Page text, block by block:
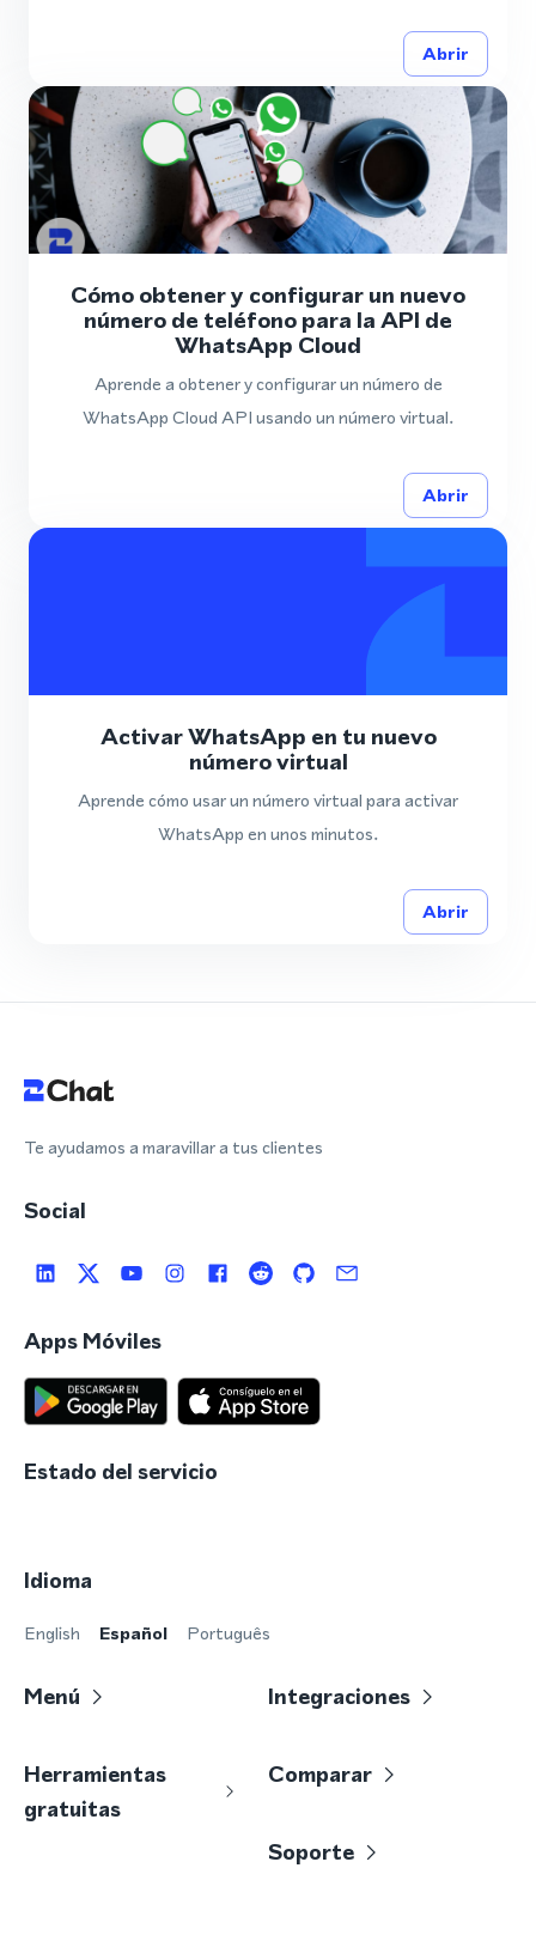
Abrir
Cómo obtener y configurar un nuevo
número de teléfono para la API de
WhatsApp Cloud
Aprende a obtener y configurar un número de
WhatsApp Cloud API usando un número virtual.
Abrir
Activar WhatsApp en tu nuevo
número virtual
Aprende cómo usar un número virtual para activar
WhatsApp en unos minutos.
Abrir
Te ayudamos a maravillar a tus clientes
Social
Apps Móviles
Estado del servicio
Idioma
English Español Português
Menú Integraciones
Herramientas
gratuitas
Comparar
Soporte